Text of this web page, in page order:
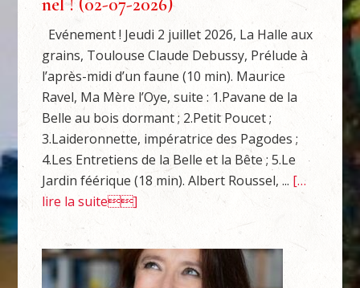
Evénement ! Jeudi 2 juillet 2026, La Halle aux
grains, Toulouse Claude Debussy, Prélude à
l’après-midi d’un faune (10 min). Maurice
Ravel, Ma Mère l’Oye, suite : 1.Pavane de la
Belle au bois dormant ; 2.Petit Poucet ;
3.Laideronnette, impératrice des Pagodes ;
4.Les Entretiens de la Belle et la Bête ; 5.Le
Jardin féérique (18 min). Albert Roussel, ... […
lire la suite]